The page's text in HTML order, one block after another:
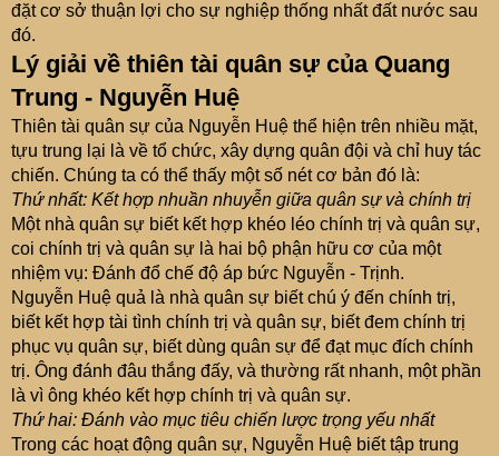
đặt cơ sở thuận lợi cho sự nghiệp thống nhất đất nước sau
đó.
Lý giải về thiên tài quân sự của Quang
Trung - Nguyễn Huệ
Thiên tài quân sự của Nguyễn Huệ thể hiện trên nhiều mặt,
tựu trung lại là về tổ chức, xây dựng quân đội và chỉ huy tác
chiến. Chúng ta có thể thấy một số nét cơ bản đó là:
Thứ nhất: Kết hợp nhuần nhuyễn giữa quân sự và chính trị
Một nhà quân sự biết kết hợp khéo léo chính trị và quân sự,
coi chính trị và quân sự là hai bộ phận hữu cơ của một
nhiệm vụ: Đánh đổ chế độ áp bức Nguyễn - Trịnh.
Nguyễn Huệ quả là nhà quân sự biết chú ý đến chính trị,
biết kết hợp tài tình chính trị và quân sự, biết đem chính trị
phục vụ quân sự, biết dùng quân sự để đạt mục đích chính
trị. Ông đánh đâu thắng đấy, và thường rất nhanh, một phần
là vì ông khéo kết hợp chính trị và quân sự.
Thứ hai: Đánh vào mục tiêu chiến lược trọng yếu nhất
Trong các hoạt động quân sự, Nguyễn Huệ biết tập trung